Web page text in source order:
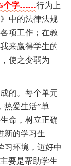
个字……行为上
中的法律法规
项工作；在教
来赢得学生的
使之变弱为
的。每个单元
热爱生活”单
命，树立正确
新的学习生
习环境，迈好中
要是帮助学生